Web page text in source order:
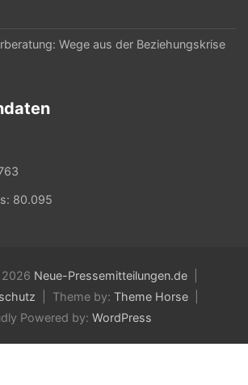
Wege aus der Beziehungskrise
80.095
Neue-Pressemitteilungen.de
Theme by: Theme Horse
Powered by: WordPress